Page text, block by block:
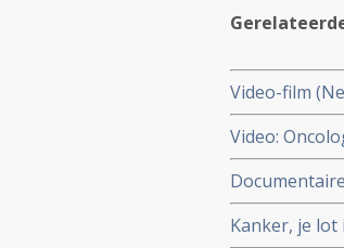
Video-film
genezing
Video:
patient in
zien via You
Kanker, je lot